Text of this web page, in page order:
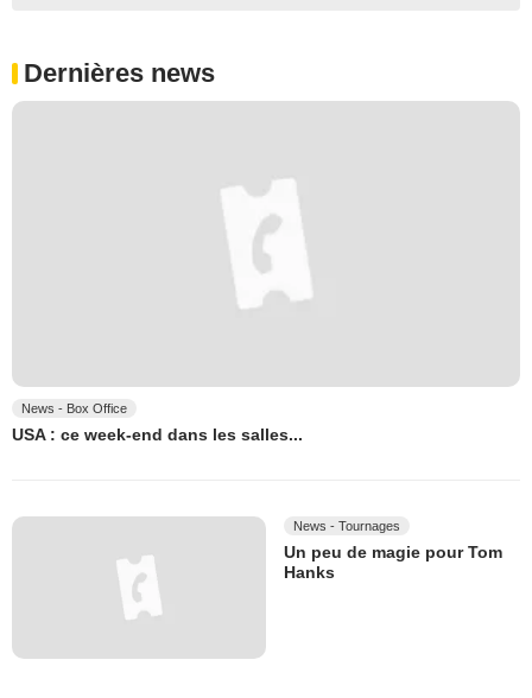
Dernières news
News - Box Office
USA : ce week-end dans les salles...
News - Tournages
Un peu de magie pour Tom
Hanks